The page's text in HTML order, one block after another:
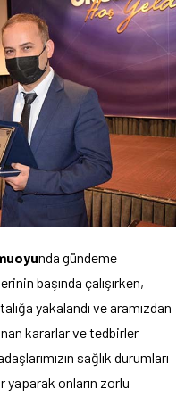
nda gündeme
başında çalışırken,
yakalandı ve aramızdan
kararlar ve tedbirler
sağlık durumları
yaparak onların zorlu